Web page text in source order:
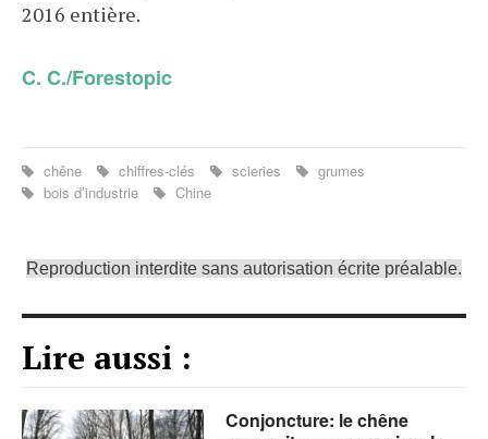
2016 entière.
C. C./Forestopic
chêne chiffres-clés scieries
grumes
bois d’industrie
Chine
Reproduction interdite sans autorisation écrite préalable.
Lire aussi :
Conjoncture: le chêne